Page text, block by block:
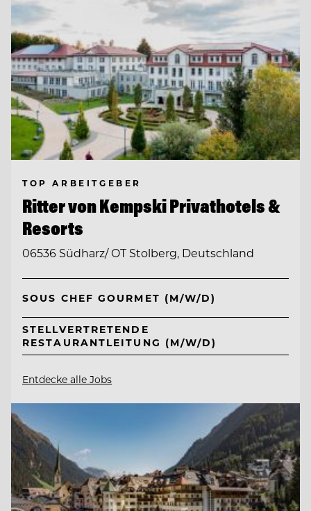
TOP ARBEITGEBER
Ritter von Kempski Privathotels &
Resorts
06536 Südharz/ OT Stolberg, Deutschland
SOUS CHEF GOURMET (M/W/D)
STELLVERTRETENDE
RESTAURANTLEITUNG (M/W/D)
Entdecke alle Jobs